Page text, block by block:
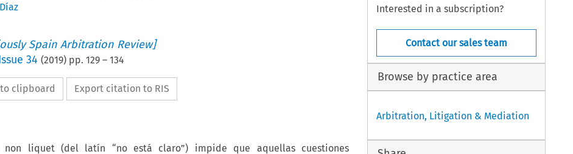
Spain Arbitration Review]
34 (2019) pp. 129– 134
clipboard Export citation to RIS
non liquet (del latín “no está claro”) impide que aquellas cuestiones
Interested in a subscription?
Contact our sales team
Browse by practice area
Arbitration, Litigation & Mediation